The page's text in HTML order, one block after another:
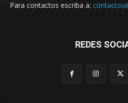
Para contactos escriba a:
REDES